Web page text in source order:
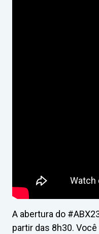
A abertura do
partir das 8h30.